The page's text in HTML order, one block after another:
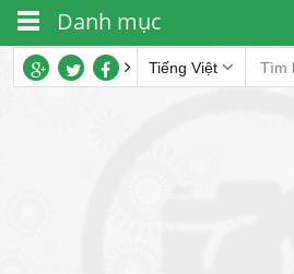
Tiếng Việt
Danh mục